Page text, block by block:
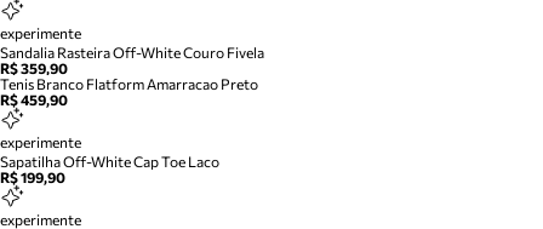
experimente
Sandalia Rasteira Off-White Couro Fivela
R$ 359,90
Tenis Branco Flatform Amarracao Preto
R$ 459,90
experimente
Sapatilha Off-White Cap Toe Laco
R$ 199,90
experimente